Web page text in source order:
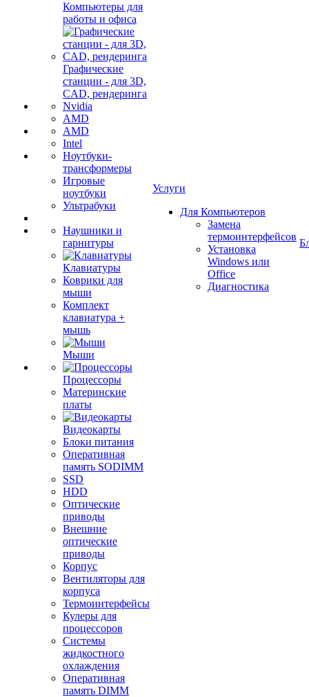
Компьютеры для
работы и офиса
Графические
станции - для 3D,
CAD, рендеринга
Nvidia
AMD
AMD
Intel
Ноутбуки-
трансформеры
Игровые
ноутбуки
Ультрабуки
Наушники и
гарнитуры
Клавиатуры
Коврики для
мыши
Комплект
клавиатура +
мышь
Мыши
Процессоры
Материнские
платы
Видеокарты
Блоки питания
Оперативная
память SODIMM
SSD
HDD
Оптические
приводы
Внешние
оптические
приводы
Корпус
Вентиляторы для
корпуса
Термоинтерфейсы
Кулеры для
процессоров
Системы
жидкостного
охлаждения
Оперативная
память DIMM
Услуги
Для Компьютеров
Замена
термоинтерфейсов
Установка
Windows или
Office
Диагностика